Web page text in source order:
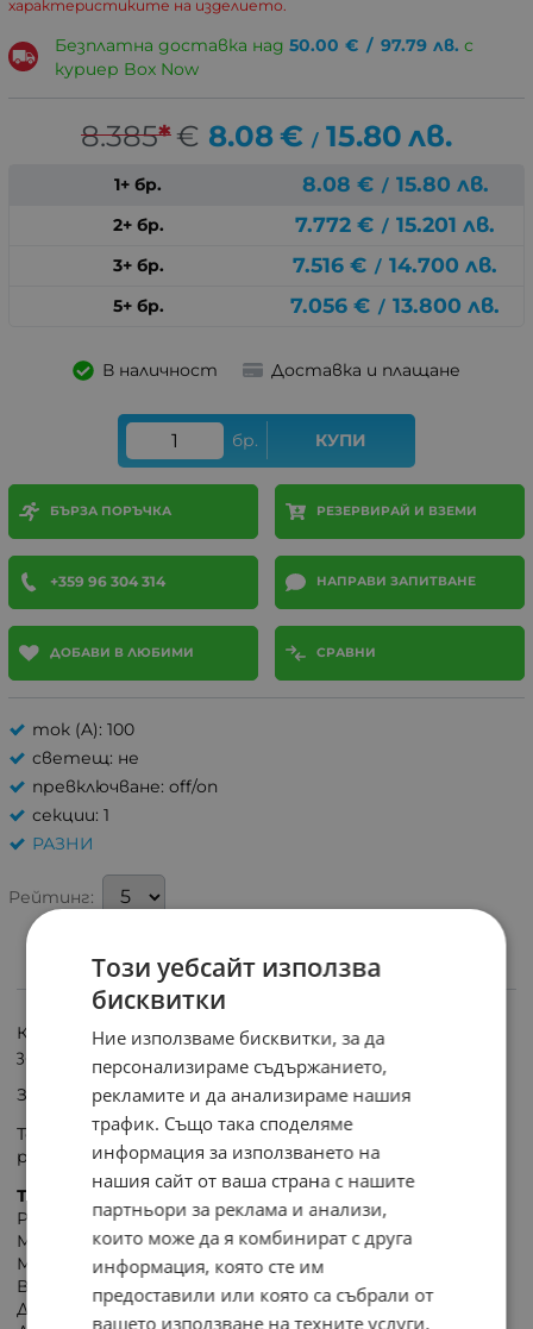
характеристиките на изделието.
Безплатна доставка над 50.00 € / 97.79 лв. с
куриер Box Now
8.385*€ 8.08€ / 15.80 лв.
1+ бр. 8.08 € / 15.80 лв.
2+ бр. 7.772 € / 15.201 лв.
3+ бр. 7.516 € / 14.700 лв.
5+ бр. 7.056 € / 13.800 лв.
В наличност Доставка и плащане
бр. КУПИ
БЪРЗА ПОРЪЧКА РЕЗЕРВИРАЙ И ВЗЕМИ
+359 96 304 314 НАПРАВИ ЗАПИТВАНЕ
ДОБАВИ В ЛЮБИМИ СРАВНИ
ток (A): 100
светещ: не
превключване: off/on
секции: 1
РАЗНИ
Рейтинг:
ИНФОРМАЦИЯ
Клема изключвател маса на акумулатор от всички
захранващи вериги.
Захващане за клема минус на акумулатора.
Той е идеален за защита на батерията от
разреждане.
Технически данни:
Работно напрежение: 12 V / 24 V
Максимален работен ток: 100 A
Максимална ефективност: 200 A за 5 секунди
Връзка: M8 медни винтове
Дълбочина на монтаж:
Този уебсайт използва
бисквитки
Ние използваме бисквитки, за да
персонализираме съдържанието,
рекламите и да анализираме нашия
трафик. Също така споделяме
информация за използването на
нашия сайт от ваша страна с нашите
партньори за реклама и анализи,
които може да я комбинират с друга
информация, която сте им
предоставили или която са събрали от
вашето използване на техните услуги.